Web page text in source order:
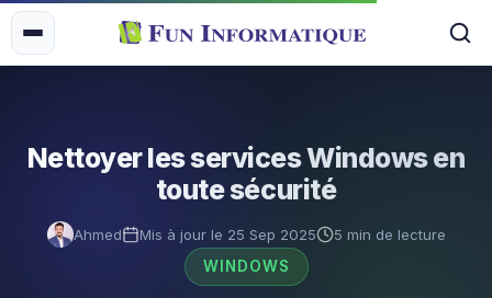
Nettoyer les services Windows en
toute sécurité
Ahmed Mis à jour le 25 Sep 2025
5 min de lecture
WINDOWS